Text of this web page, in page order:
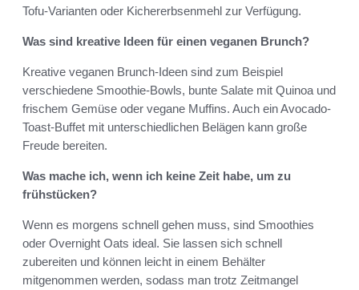
Tofu-Varianten oder Kichererbsenmehl zur Verfügung.
Was sind kreative Ideen für einen veganen Brunch?
Kreative veganen Brunch-Ideen sind zum Beispiel
verschiedene Smoothie-Bowls, bunte Salate mit Quinoa und
frischem Gemüse oder vegane Muffins. Auch ein Avocado-
Toast-Buffet mit unterschiedlichen Belägen kann große
Freude bereiten.
Was mache ich, wenn ich keine Zeit habe, um zu
frühstücken?
Wenn es morgens schnell gehen muss, sind Smoothies
oder Overnight Oats ideal. Sie lassen sich schnell
zubereiten und können leicht in einem Behälter
mitgenommen werden, sodass man trotz Zeitmangel